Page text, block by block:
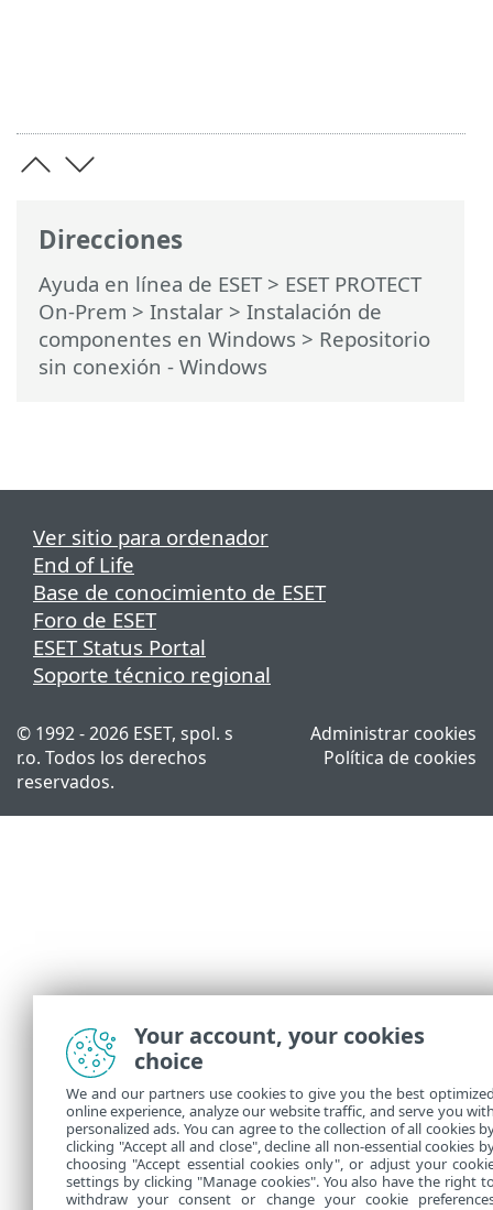
Direcciones
Ayuda en línea de ESET> ESET PROTECT
On-Prem > Instalar > Instalación de
componentes en Windows > Repositorio
sin conexión - Windows
Ver sitio para ordenador
End of Life
Base de conocimiento de ESET
Foro de ESET
ESET Status Portal
Soporte técnico regional
© 1992 - 2026 ESET, spol. s
r.o. Todos los derechos
reservados.
Administrar cookies
Política de cookies
Your account, your cookies
choice
We and our partners use cookies to give you the best
online experience, analyze our website traffic, and serve you
personalized ads. You can agree to the collection of all cookies
clicking "Accept all and close", decline all non-essential cookies
choosing "Accept essential cookies only", or adjust your
settings by clicking "Manage cookies". You also have the right
withdraw your consent or change your cookie